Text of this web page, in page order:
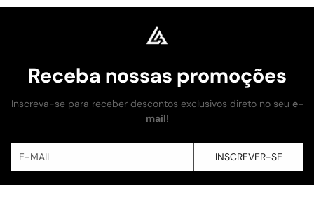
Receba nossas promoções
Inscreva-se para receber descontos exclusivos direto no seu e-
mail!
INSCREVER-SE